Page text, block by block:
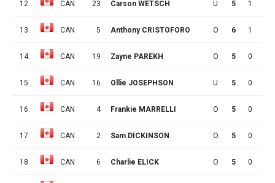
12. CAN 23 Carson WETSCH U 5 1
13. CAN 5 Anthony CRISTOFORO O 6 1
14. CAN 19 Zayne PAREKH O 5 0
15. CAN 16 Ollie JOSEPHSON U 5 0
16. CAN 4 Frankie MARRELLI O 5 0
17. CAN 2 Sam DICKINSON O 5 0
18. CAN 6 Charlie ELICK O 5 0